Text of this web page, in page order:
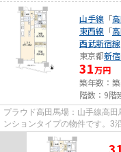
山手線 「
東西線 「
西武新宿線
東京都新
31万円
築年数：
階数：9階
プラウド高田馬場：山手線高
ンションタイプの物件です。3
設備も充実した、高ニーズな令...